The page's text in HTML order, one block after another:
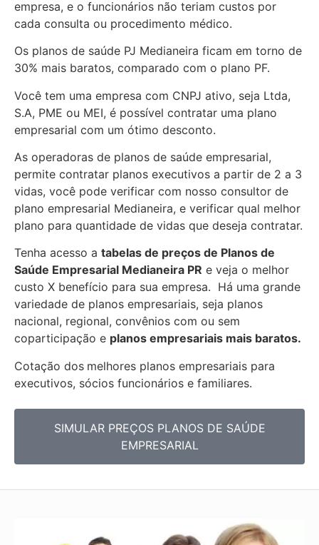
empresa, e o funcionários não teriam custos por
cada consulta ou procedimento médico.
Os planos de saúde PJ Medianeira ficam em torno de
30% mais baratos, comparado com o plano PF.
Você tem uma empresa com CNPJ ativo, seja Ltda,
S.A, PME ou MEI, é possível contratar uma plano
empresarial com um ótimo desconto.
As operadoras de planos de saúde empresarial,
permite contratar planos executivos a partir de 2 a 3
vidas, você pode verificar com nosso consultor de
plano empresarial Medianeira, e verificar qual melhor
plano para quantidade de vidas que deseja contratar.
Tenha acesso a tabelas de preços de Planos de
Saúde Empresarial Medianeira PR e veja o melhor
custo X benefício para sua empresa. Há uma grande
variedade de planos empresariais, seja planos
nacional, regional, convênios com ou sem
coparticipação e planos empresariais mais baratos.
Cotação dos melhores planos empresariais para
executivos, sócios funcionários e familiares.
SIMULAR PREÇOS PLANOS DE SAÚDE
EMPRESARIAL